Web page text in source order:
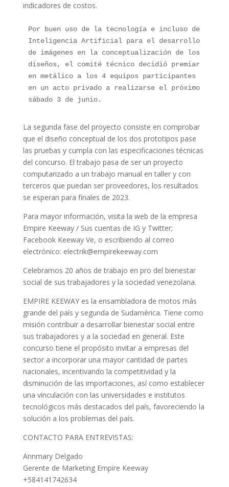
indicadores de costos.
Por buen uso de la tecnología e incluso de
Inteligencia Artificial para el desarrollo
de imágenes en la conceptualización de los
diseños, el comité técnico decidió premiar
en metálico a los 4 equipos participantes
en un acto privado a realizarse el próximo
sábado 3 de junio.
La segunda fase del proyecto consiste en comprobar
que el diseño conceptual de los dos prototipos pase
las pruebas y cumpla con las especificaciones técnicas
del concurso. El trabajo pasa de ser un proyecto
computarizado a un trabajo manual en taller y con
terceros que puedan ser proveedores, los resultados
se esperan para finales de 2023.
Para mayor información, visita la web de la empresa
Empire Keeway / Sus cuentas de IG y Twitter;
Facebook Keeway Ve, o escribiendo al correo
electrónico: electrik@empirekeeway.com
Celebramos 20 años de trabajo en pro del bienestar
social de sus trabajadores y la sociedad venezolana.
EMPIRE KEEWAY es la ensambladora de motos más
grande del país y segunda de Sudamérica. Tiene como
misión contribuir a desarrollar bienestar social entre
sus trabajadores y a la sociedad en general. Este
concurso tiene el propósito invitar a empresas del
sector a incorporar una mayor cantidad de partes
nacionales, incentivando la competitividad y la
disminución de las importaciones, así como establecer
una vinculación con las universidades e institutos
tecnológicos más destacados del país, favoreciendo la
solución a los problemas del país.
CONTACTO PARA ENTREVISTAS:
Annmary Delgado
Gerente de Marketing Empire Keeway
+584141742634